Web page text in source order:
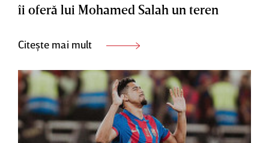
îi oferă lui Mohamed Salah un teren
Citește mai mult